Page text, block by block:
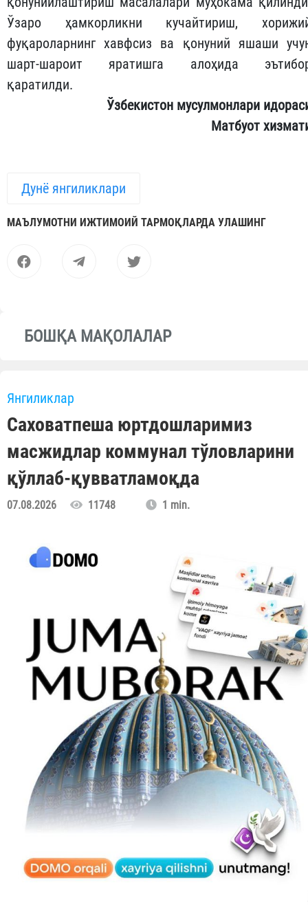
Ўзаро ҳамкорликни кучайтириш,
фуқароларнинг хавфсиз ва қонуний яшаши
шарт-шароит яратишга алоҳида
қаратилди.
Ўзбекистон мусулмонлари
Матбуот
Дунё янгиликлари
МАЪЛУМОТНИ ИЖТИМОИЙ ТАРМОҚЛАРДА УЛАШИНГ
БОШҚА МАҚОЛАЛАР
Янгиликлар
Саховатпеша юртдошларимиз
масжидлар коммунал тўловларини
қўллаб-қувватламоқда
07.08.2026 11748 1 min.